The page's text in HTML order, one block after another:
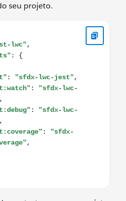
seu projeto.
"scripts": { ... "test:unit": "sfdx-